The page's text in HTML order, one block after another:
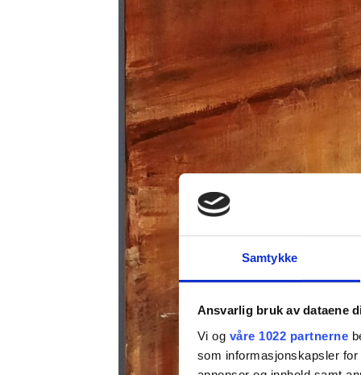
Samtykke
Ansvarlig bruk av dataene
Vi og våre 1022 partnerne
som informasjonskapsler